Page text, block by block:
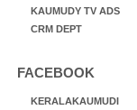
KAUMUDY TV ADS
CRM DEPT
FACEBOOK
KERALAKAUMUDI